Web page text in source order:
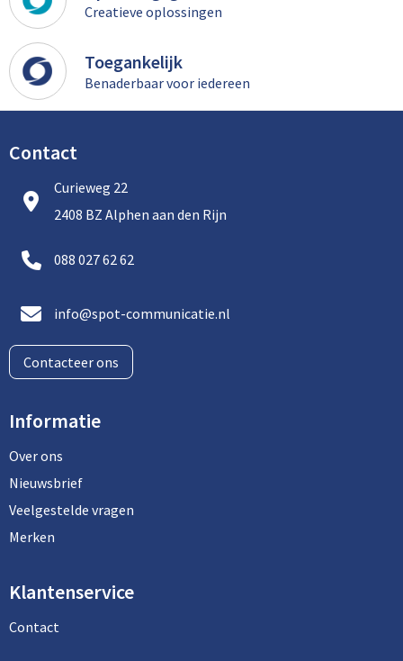
Creatieve oplossingen
Toegankelijk
Benaderbaar voor iedereen
Contact
Curieweg 22
2408 BZ Alphen aan den Rijn
088 027 62 62
info@spot-communicatie.nl
Contacteer ons
Informatie
Over ons
Nieuwsbrief
Veelgestelde vragen
Merken
Klantenservice
Contact